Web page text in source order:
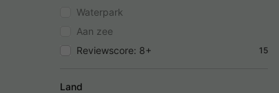
Waterpark
Aan zee
Reviewscore: 8+
15
Land